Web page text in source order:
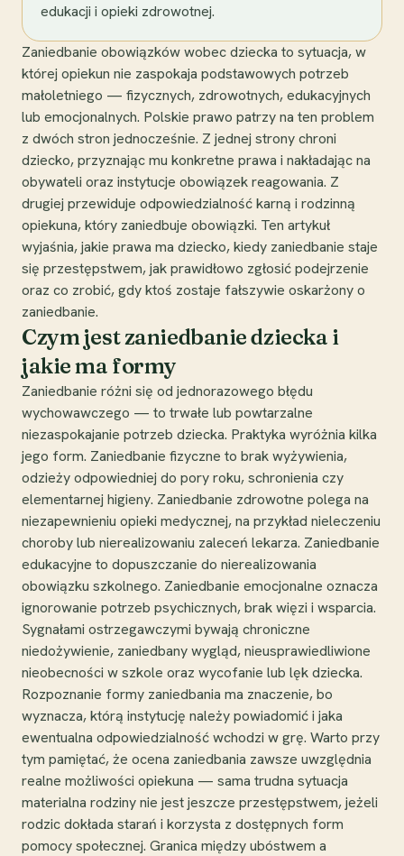
edukacji i opieki zdrowotnej.
Zaniedbanie obowiązków wobec dziecka to sytuacja, w
której opiekun nie zaspokaja podstawowych potrzeb
małoletniego — fizycznych, zdrowotnych, edukacyjnych
lub emocjonalnych. Polskie prawo patrzy na ten problem
z dwóch stron jednocześnie. Z jednej strony chroni
dziecko, przyznając mu konkretne prawa i nakładając na
obywateli oraz instytucje obowiązek reagowania. Z
drugiej przewiduje odpowiedzialność karną i rodzinną
opiekuna, który zaniedbuje obowiązki. Ten artykuł
wyjaśnia, jakie prawa ma dziecko, kiedy zaniedbanie staje
się przestępstwem, jak prawidłowo zgłosić podejrzenie
oraz co zrobić, gdy ktoś zostaje fałszywie oskarżony o
zaniedbanie.
Czym jest zaniedbanie dziecka i
jakie ma formy
Zaniedbanie różni się od jednorazowego błędu
wychowawczego — to trwałe lub powtarzalne
niezaspokajanie potrzeb dziecka. Praktyka wyróżnia kilka
jego form. Zaniedbanie fizyczne to brak wyżywienia,
odzieży odpowiedniej do pory roku, schronienia czy
elementarnej higieny. Zaniedbanie zdrowotne polega na
niezapewnieniu opieki medycznej, na przykład nieleczeniu
choroby lub nierealizowaniu zaleceń lekarza. Zaniedbanie
edukacyjne to dopuszczanie do nierealizowania
obowiązku szkolnego. Zaniedbanie emocjonalne oznacza
ignorowanie potrzeb psychicznych, brak więzi i wsparcia.
Sygnałami ostrzegawczymi bywają chroniczne
niedożywienie, zaniedbany wygląd, nieusprawiedliwione
nieobecności w szkole oraz wycofanie lub lęk dziecka.
Rozpoznanie formy zaniedbania ma znaczenie, bo
wyznacza, którą instytucję należy powiadomić i jaka
ewentualna odpowiedzialność wchodzi w grę. Warto przy
tym pamiętać, że ocena zaniedbania zawsze uwzględnia
realne możliwości opiekuna — sama trudna sytuacja
materialna rodziny nie jest jeszcze przestępstwem, jeżeli
rodzic dokłada starań i korzysta z dostępnych form
pomocy społecznej. Granica między ubóstwem a